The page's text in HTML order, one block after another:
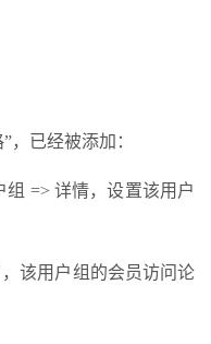
，已经被添加：
=> 详情，设置该用户
该用户组的会员访问论